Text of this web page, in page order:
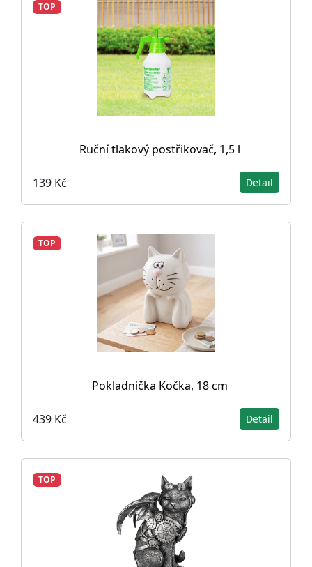
TOP
Ruční tlakový postřikovač, 1,5 l
139 Kč Detail
TOP
Pokladnička Kočka, 18 cm
439 Kč Detail
TOP